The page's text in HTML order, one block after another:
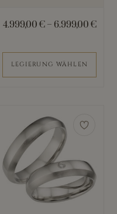
4.999,00 €– 6.999,00 €
LEGIERUNG WÄHLEN
können
Produktseite
gewählt
Produkt
weist
mehrere
Varianten